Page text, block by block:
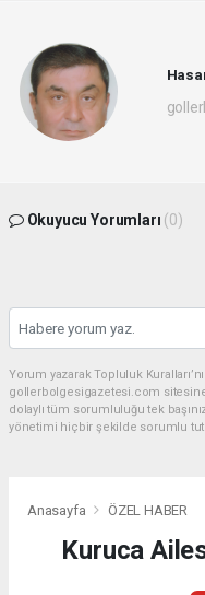
Okuyucu Yorumları (0)
Yorum yazarak Topluluk
gollerbolgesigazetesi.com sitesine
dolaylı tüm sorumluluğu tek
yönetimi hiçbir şekilde sorumlu
Anasayfa ÖZEL HABER
Kuruca